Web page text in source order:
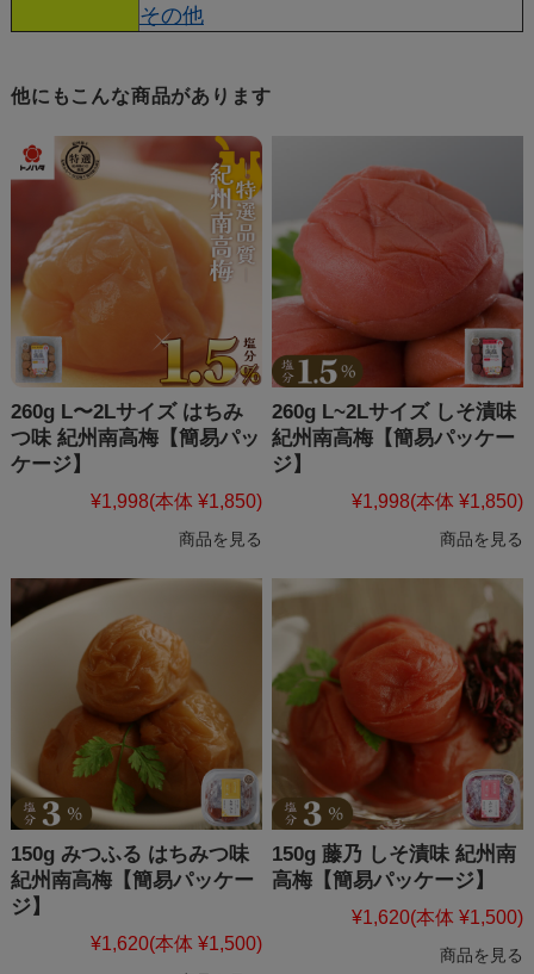
その他
他にもこんな商品があります
260g L〜2Lサイズ はちみ
つ味 紀州南高梅【簡易パッ
ケージ】
¥1,998(本体 ¥1,850)
商品を見る
260g L~2Lサイズ しそ漬味
紀州南高梅【簡易パッケー
ジ】
¥1,998(本体 ¥1,850)
商品を見る
150g みつふる はちみつ味
紀州南高梅【簡易パッケー
ジ】
¥1,620(本体 ¥1,500)
150g 藤乃 しそ漬味 紀州南
高梅【簡易パッケージ】
¥1,620(本体 ¥1,500)
商品を見る